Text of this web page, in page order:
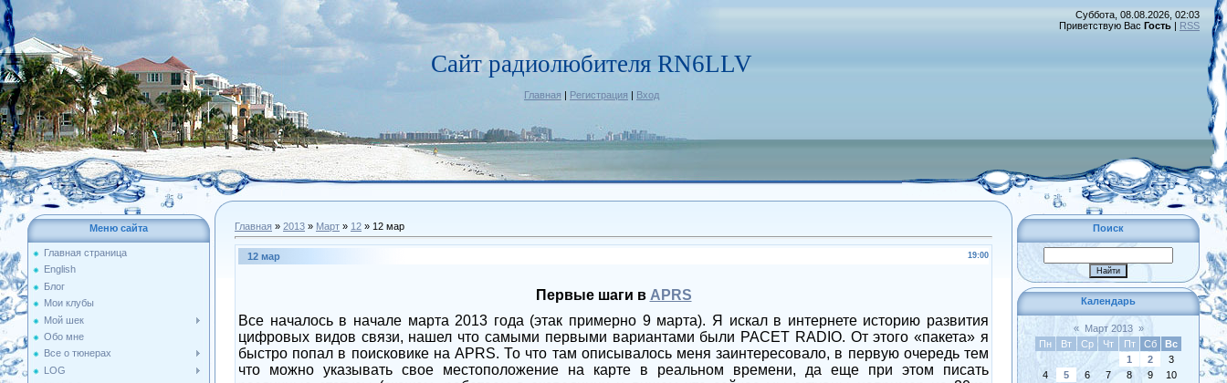
Сайт радиолюбителя RN6LLV
Главная | Регистрация | Вход
Суббота, 08.08.2026, 02:03
Приветствую Вас Гость | RSS
Меню сайта
Главная страница
English
Блог
Мои клубы
Мой шек
Обо мне
Все о тюнерах
LOG
Главная » 2013 » Март » 12 » 12 мар
19:00
12 мар
Первые шаги в APRS
Все началось в начале марта 2013 года (этак примерно 9 марта). Я искал в интернете историю развития
цифровых видов связи, нашел что самыми первыми вариантами были PACET RADIO. От этого «пакета» я
быстро попал в поисковике на APRS. То что там описывалось меня заинтересовало, в первую очередь тем
что можно указывать свое местоположение на карте в реальном времени, да еще при этом писать
Поиск
Календарь
« Март 2013 »
Пн
Вт Ср Чт Пт Сб
Вс
1
2
3
4
5 6 7 8 9
10